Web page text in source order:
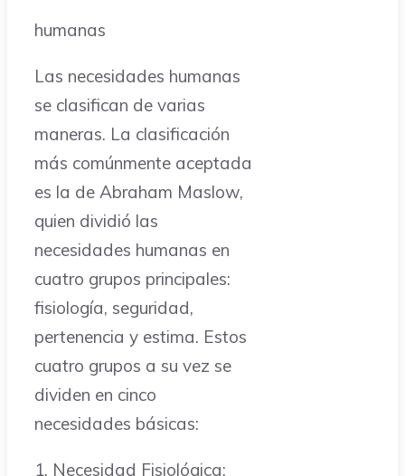
humanas
Las necesidades humanas
se clasifican de varias
maneras. La clasificación
más comúnmente aceptada
es la de Abraham Maslow,
quien dividió las
necesidades humanas en
cuatro grupos principales:
fisiología, seguridad,
pertenencia y estima. Estos
cuatro grupos a su vez se
dividen en cinco
necesidades básicas:
1. Necesidad Fisiológica: